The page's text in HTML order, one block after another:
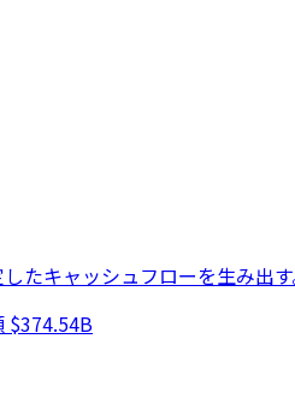
たキャッシュフローを生み出す
$374.54B